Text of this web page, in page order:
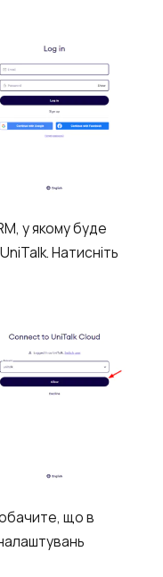
бізнесу
у якому буде
Натисніть
що в